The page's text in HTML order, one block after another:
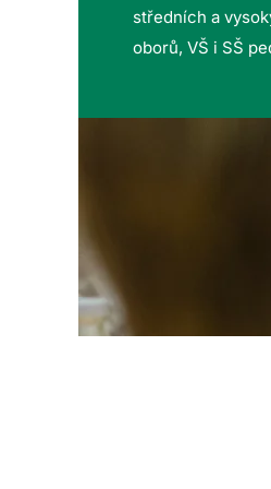
středních a
oborů, VŠ i SŠ